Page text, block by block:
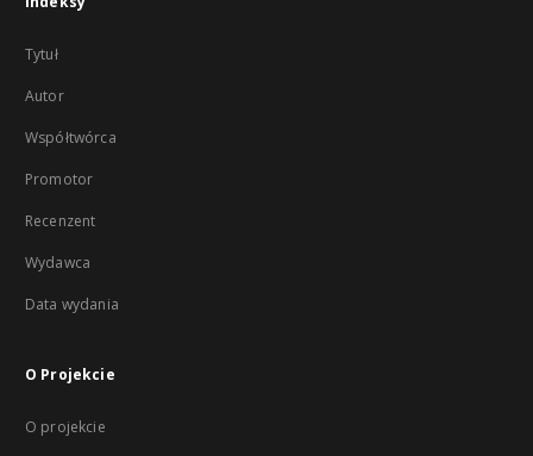
Tytuł
Autor
Współtwórca
Promotor
Recenzent
Wydawca
Data wydania
O Projekcie
O projekcie